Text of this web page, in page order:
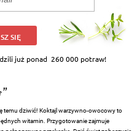
SIĘ
już ponad 260 000 potraw!
temu dziwić! Koktajl warzywno-owocowy to
witamin. Przygotowanie zajmuje